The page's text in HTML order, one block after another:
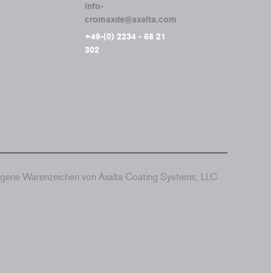
info-
cromaxde@axalta.com
+49-(0) 2234 - 68 21
302
Warenzeichen von Axalta Coating Systems, LLC